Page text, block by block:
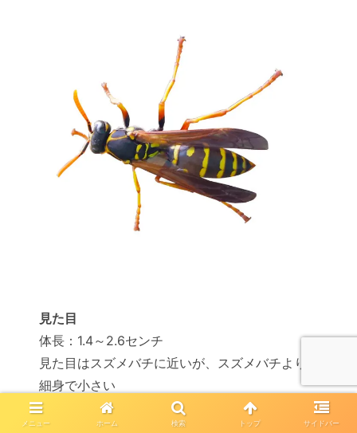
見た目
体長：1.4～2.6センチ
見た目はスズメバチに近いが、スズメバチより
細身で小さい
メニュー ホーム 検索 トップ サイドバー